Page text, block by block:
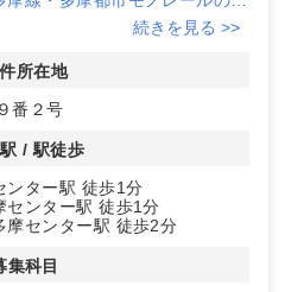
ンター」駅から徒歩1分の好立
やすいクリニック開業に最適
ース
が特徴です。
ンの出入口は駅前通りに面し
す。
続きを見る >>
所在地
番２号
/ 駅徒歩
ンター駅 徒歩1分
センター駅 徒歩1分
摩センター駅 徒歩2分
集科目